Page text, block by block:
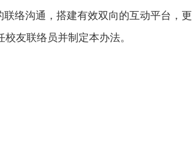
络沟通，搭建有效双向的互动平台，
友联络员并制定本办法。